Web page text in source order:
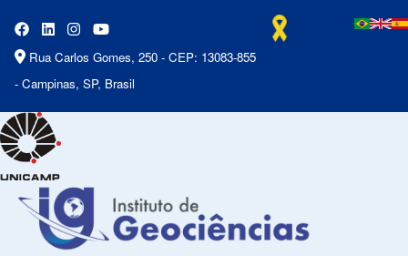
Rua Carlos Gomes, 250 - CEP: 13083-855
- Campinas, SP, Brasil